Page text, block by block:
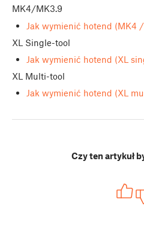
MK4/MK3.9
Jak wymienić hotend (MK4
XL Single-tool
Jak wymienić hotend (XL
XL Multi-tool
Jak wymienić hotend (XL
Czy ten artykuł